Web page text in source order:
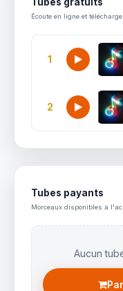
Écoute en ligne et
1
2
Tubes payants
Morceaux disponibles à
Aucun